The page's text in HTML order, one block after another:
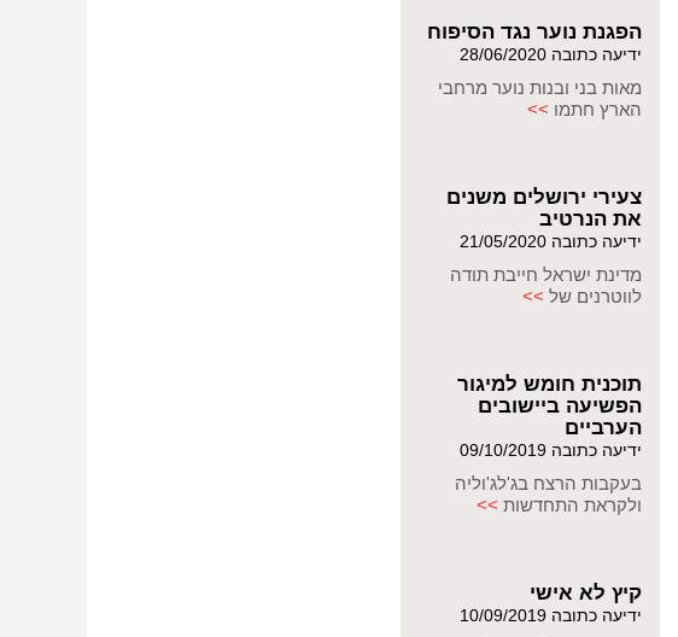
הפגנת נוער נגד הסיפוח
ידיעה כתובה 28/06/2020
מאות בני ובנות נוער מרחבי
הארץ חתמו >>
צעירי ירושלים משנים
את הנרטיב
ידיעה כתובה 21/05/2020
מדינת ישראל חייבת תודה
לווטרנים של >>
תוכנית חומש למיגור
הפשיעה ביישובים
הערביים
ידיעה כתובה 09/10/2019
בעקבות הרצח בג'לג'וליה
ולקראת התחדשות >>
קיץ לא אישי
ידיעה כתובה 10/09/2019